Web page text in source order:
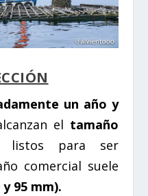
un año y
el tamaño
para ser
comercial suele
95 mm).